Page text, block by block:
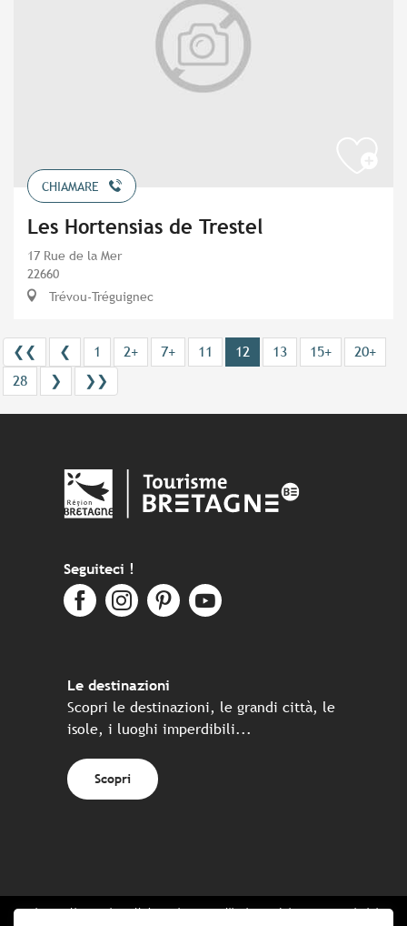
CHIAMARE
Les Hortensias de Trestel
17 Rue de la Mer
22660
Trévou-Tréguignec
❮❮ ❮ 1 2+ 7+ 11 12 13 15+
20+
28
❯ ❯❯
Seguiteci !
Le destinazioni
Scopri le destinazioni, le grandi città, le
isole, i luoghi imperdibili...
Scopri
Sito realizzato in collaborazione con l'insieme dei partner turistici